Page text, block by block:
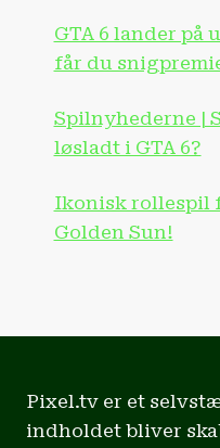
GTA 6 lander på
får du
Spilnyhederne |
løsladt i GTA 6?
Ikonisk rollespil
Golden Sun!
Pixel.tv er et
indholdet bliver